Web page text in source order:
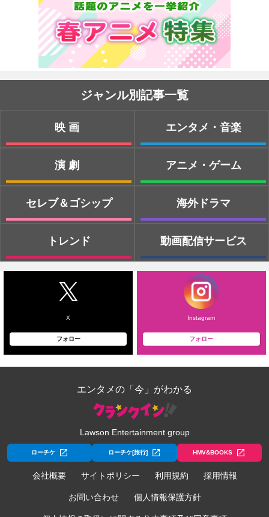
ジャンル別記事一覧
映画
演劇
セレブ＆ゴシップ
トレンド
エンタメ・音楽
アニメ・ゲーム
海外ドラマ
動画配信サービス
X
フォロー
Instagram
フォロー
エンタメの「今」がわかる
Lawson Entertainment group
ローチケ ローチケ[旅行] HMV&BOOKS
会社概要 サイトポリシー 利用規約 採用情報
お問い合わせ 個人情報保護方針